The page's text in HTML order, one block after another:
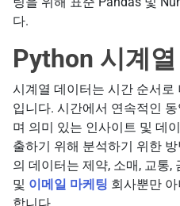
다.
Python 시계
시계열 데이터는 시간 순서
입니다. 시간에서 연속적인
며 의미 있는 인사이트 및 데
출하기 위해 분석하기 위한
의 데이터는 제약, 소매, 교통,
및 이메일 마케팅 회사뿐만